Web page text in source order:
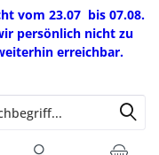
vom 23.07 bis 07.08.
persönlich nicht zu
erreichbar.